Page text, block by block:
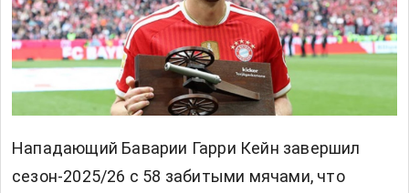
Нападающий Баварии Гарри Кейн завершил
сезон-2025/26 с 58 забитыми мячами, что